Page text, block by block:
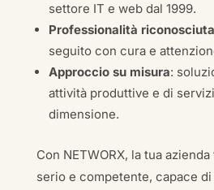
settore IT e web dal 1999.
Professionalità riconosciuta
seguito con cura e
Approccio su misura:
attività produttive e di
dimensione.
Con NETWORX, la tua
serio e competente, capace